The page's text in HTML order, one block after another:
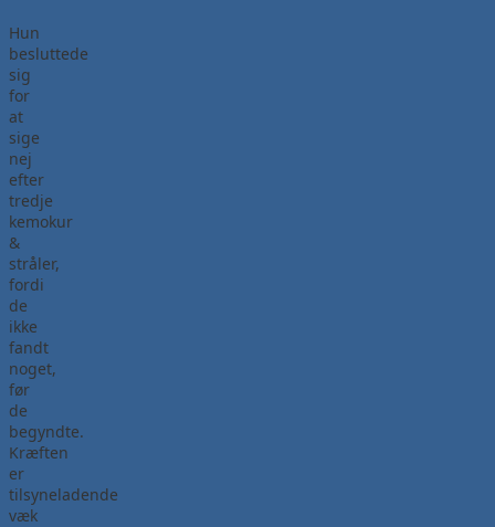
Hun
besluttede
sig
for
at
sige
nej
efter
tredje
kemokur
&
stråler,
fordi
de
ikke
fandt
noget,
før
de
begyndte.
Kræften
er
tilsyneladende
væk